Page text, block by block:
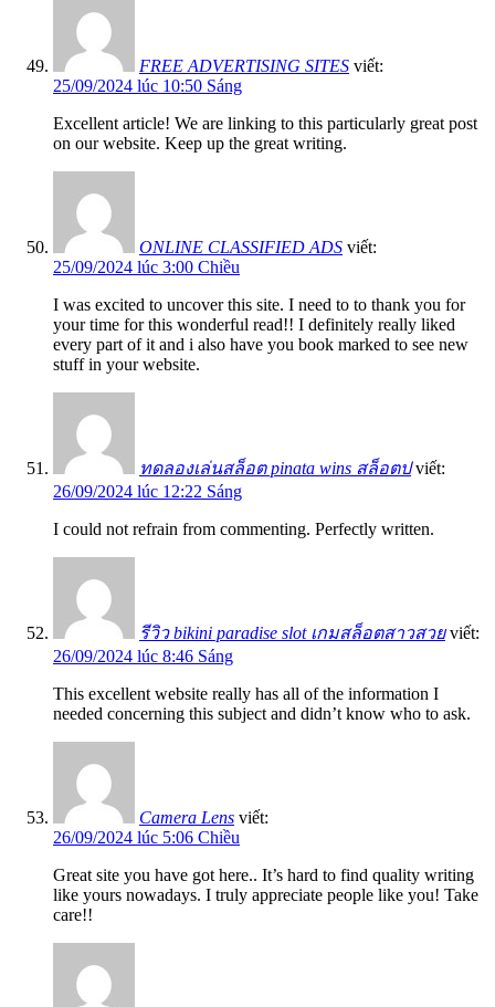
FREE ADVERTISING SITES viết:
25/09/2024 lúc 10:50 Sáng
Excellent article! We are linking to this particularly great post
on our website. Keep up the great writing.
ONLINE CLASSIFIED ADS viết:
25/09/2024 lúc 3:00 Chiều
I was excited to uncover this site. I need to to thank you for
your time for this wonderful read!! I definitely really liked
every part of it and i also have you book marked to see new
stuff in your website.
ทดลองเล่นสล็อต pinata wins สล็อตป viết:
26/09/2024 lúc 12:22 Sáng
I could not refrain from commenting. Perfectly written.
รีวิว bikini paradise slot เกมสล็อตสาวสวย viết:
26/09/2024 lúc 8:46 Sáng
This excellent website really has all of the information I
needed concerning this subject and didn’t know who to ask.
Camera Lens viết:
26/09/2024 lúc 5:06 Chiều
Great site you have got here.. It’s hard to find quality writing
like yours nowadays. I truly appreciate people like you! Take
care!!